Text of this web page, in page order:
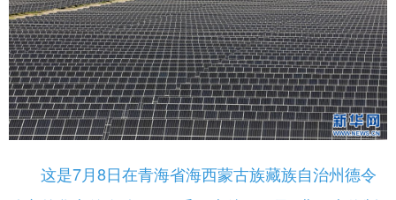
这是7月8日在青海省海西蒙古族藏族自治州德令